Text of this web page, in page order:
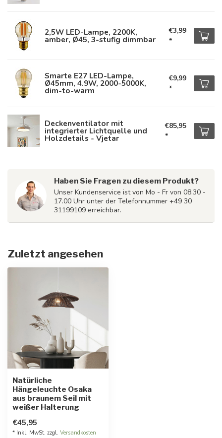
2,5W LED-Lampe, 2200K,
amber, Ø45, 3-stufig dimmbar
€3,99
*
Smarte E27 LED-Lampe,
Ø45mm, 4.9W, 2000-5000K,
dim-to-warm
€9,99
*
Deckenventilator mit
integrierter Lichtquelle und
Holzdetails - Vjetar
€85,95
*
Haben Sie Fragen zu diesem Produkt?
Unser Kundenservice ist von Mo - Fr von 08.30 -
17.00 Uhr unter der Telefonnummer +49 30
31199109 erreichbar.
Zuletzt angesehen
Natürliche
Hängeleuchte Osaka
aus braunem Seil mit
weißer Halterung
€45,95
* Inkl. MwSt. zzgl. Versandkosten